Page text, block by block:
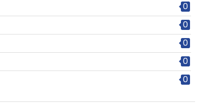
0
0
0
0
0